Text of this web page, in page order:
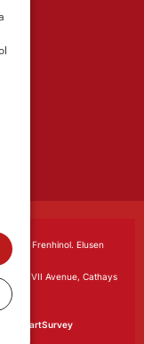
Frenhinol. Elusen
VII Avenue, Cathays
SmartSurvey